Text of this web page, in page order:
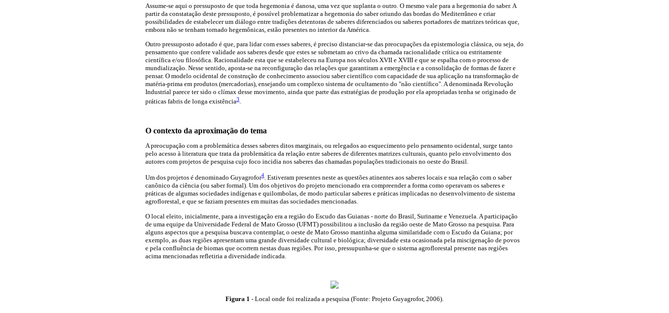
Assume-se aqui o pressuposto de que toda hegemonia é danosa, uma vez que suplanta o outro. O mesmo vale para a hegemonia do saber. A
partir da constatação deste pressuposto, é possível problematizar a hegemonia do saber oriundo das bordas do Mediterrâneo e criar
possibilidades de estabelecer um diálogo entre tradições detentoras de saberes diferenciados ou saberes portadores de matrizes teóricas que,
embora não se tenham tornado hegemônicas, estão presentes no interior da América.
Outro pressuposto adotado é que, para lidar com esses saberes, é preciso distanciar-se das preocupações da epistemologia clássica, ou seja, do
pensamento que confere validade aos saberes desde que estes se submetam ao crivo da chamada racionalidade crítica ou estritamente
científica e/ou filosófica. Racionalidade esta que se estabeleceu na Europa nos séculos XVII e XVIII e que se espalha com o processo de
mundialização. Nesse sentido, aposta-se na reconfiguração das relações que garantiram a emergência e a consolidação de formas de fazer e
pensar. O modelo ocidental de construção de conhecimento associou saber científico com capacidade de sua aplicação na transformação de
matéria-prima em produtos (mercadorias), ensejando um complexo sistema de ocultamento do "não científico". A denominada Revolução
Industrial parece ter sido o clímax desse movimento, ainda que parte das estratégias de produção por ela apropriadas tenha se originado de
práticas fabris de longa existência3.
O contexto da aproximação do tema
A preocupação com a problemática desses saberes ditos marginais, ou relegados ao esquecimento pelo pensamento ocidental, surge tanto
pelo acesso à literatura que trata da problemática da relação entre saberes de diferentes matrizes culturais, quanto pelo envolvimento dos
autores com projetos de pesquisa cujo foco incidia nos saberes das chamadas populações tradicionais no oeste do Brasil.
Um dos projetos é denominado Guyagrofor4. Estiveram presentes neste as questões atinentes aos saberes locais e sua relação com o saber
canônico da ciência (ou saber formal). Um dos objetivos do projeto mencionado era compreender a forma como operavam os saberes e
práticas de algumas sociedades indígenas e quilombolas, de modo particular saberes e práticas implicadas no desenvolvimento de sistema
agroflorestal, e que se faziam presentes em muitas das sociedades mencionadas.
O local eleito, inicialmente, para a investigação era a região do Escudo das Guianas - norte do Brasil, Suriname e Venezuela. A participação
de uma equipe da Universidade Federal de Mato Grosso (UFMT) possibilitou a inclusão da região oeste de Mato Grosso na pesquisa. Para
alguns aspectos que a pesquisa buscava contemplar, o oeste de Mato Grosso mantinha alguma similaridade com o Escudo da Guiana; por
exemplo, as duas regiões apresentam uma grande diversidade cultural e biológica; diversidade esta ocasionada pela miscigenação de povos
e pela confluência de biomas que ocorrem nestas duas regiões. Por isso, pressupunha-se que o sistema agroflorestal presente nas regiões
acima mencionadas refletiria a diversidade indicada.
Figura 1 - Local onde foi realizada a pesquisa (Fonte: Projeto Guyagrofor, 2006).